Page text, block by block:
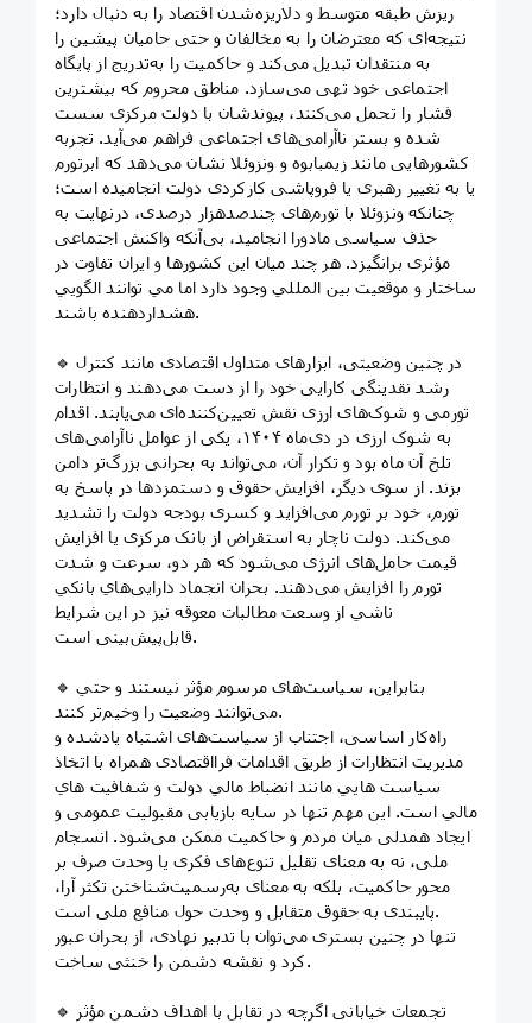
ریزش طبقه متوسط و دلاریزه‌شدن اقتصاد را به دنبال دارد؛
نتیجه‌ای که معترضان را به مخالفان و حتی حامیان پیشین را
به منتقدان تبدیل می‌کند و حاکمیت را به‌تدریج از پایگاه
اجتماعی خود تهی می‌سازد. مناطق محروم که بیشترین
فشار را تحمل می‌کنند، پیوندشان با دولت مرکزی سست
شده و بستر ناآرامی‌های اجتماعی فراهم می‌آید. تجربه
کشورهایی مانند زیمبابوه و ونزوئلا نشان می‌دهد که ابرتورم
یا به تغییر رهبری یا فروپاشی کارکردی دولت انجامیده است؛
چنانکه ونزوئلا با تورم‌های چندصدهزار درصدی، درنهایت به
حذف سیاسی مادورا انجامید، بی‌آنکه واکنش اجتماعی
مؤثری برانگیزد. هر چند ميان اين كشورها و ايران تفاوت در
ساختار و موقعيت بين المللي وجود دارد اما مي توانند الگويي
هشداردهنده باشند.
🔹 در چنین وضعیتی، ابزارهای متداول اقتصادی مانند کنترل
رشد نقدینگی کارایی خود را از دست می‌دهند و انتظارات
تورمی و شوک‌های ارزی نقش تعیین‌کننده‌ای می‌یابند. اقدام
به شوک ارزی در دی‌ماه ۱۴۰۴، یکی از عوامل ناآرامی‌های
تلخ آن ماه بود و تکرار آن، می‌تواند به بحرانی بزرگ‌تر دامن
بزند. از سوی دیگر، افزایش حقوق و دستمزدها در پاسخ به
تورم، خود بر تورم می‌افزاید و کسری بودجه دولت را تشدید
می‌کند. دولت ناچار به استقراض از بانک مرکزی يا افزایش
قیمت حامل‌های انرژی می‌شود که هر دو، سرعت و شدت
تورم را افزایش می‌دهند. بحران انجماد دارایی‌هاي بانكي
ناشي از وسعت مطالبات معوقه نیز در این شرایط
قابل‌پیش‌بینی است.
🔹 بنابراین، سیاست‌های مرسوم مؤثر نیستند و حتي
می‌توانند وضعیت را وخیم‌تر کنند.
راه‌کار اساسی، اجتناب از سیاست‌های اشتباه یادشده و
مدیریت انتظارات از طریق اقدامات فرااقتصادی همراه با اتخاذ
سياست هايي مانند انضباط مالي دولت و شفافيت هاي
مالي است. این مهم تنها در سایه بازیابی مقبولیت عمومی و
ایجاد همدلی میان مردم و حاکمیت ممکن می‌شود. انسجام
ملی، نه به معنای تقلیل تنوع‌های فکری یا وحدت صرف بر
محور حاکمیت، بلکه به معنای به‌رسمیت‌شناختن تکثر آرا،
پایبندی به حقوق متقابل و وحدت حول منافع ملی است.
تنها در چنین بستری می‌توان با تدبیر نهادی، از بحران عبور
کرد و نقشه دشمن را خنثی ساخت.
🔹 تجمعات خیابانی اگرچه در تقابل با اهداف دشمن مؤثر